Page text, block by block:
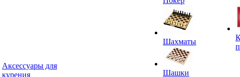
Аксессуары для
курения
Шахматы
Шашки